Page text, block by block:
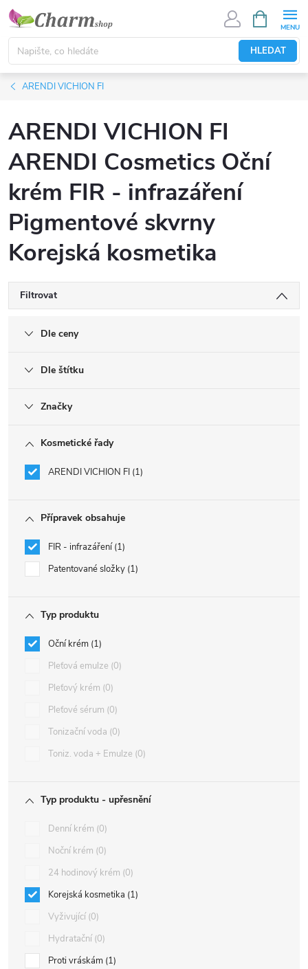
Přejít
obsah
HLEDAT
NÁKUPNÍ
KOŠÍK
ARENDI VICHION FI
ARENDI VICHION FI
ARENDI Cosmetics Oční
krém FIR - infrazáření
Pigmentové skvrny
Korejská kosmetika
Filtrovat
Dle ceny
Dle štítku
Značky
Kosmetické řady
ARENDI VICHION FI 1
Přípravek obsahuje
FIR - infrazáření 1
Patentované složky 1
Typ produktu
Oční krém 1
Pleťová emulze 0
Pleťový krém 0
Pleťové sérum 0
Tonizační voda 0
Toniz. voda + Emulze 0
Typ produktu - upřesnění
Denní krém 0
Noční krém 0
24 hodinový krém 0
Korejská kosmetika 1
Vyživující 0
Hydratační 0
Proti vráskám 1